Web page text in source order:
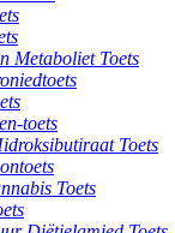
Metaboliet Toets
toets
Toets
Toets